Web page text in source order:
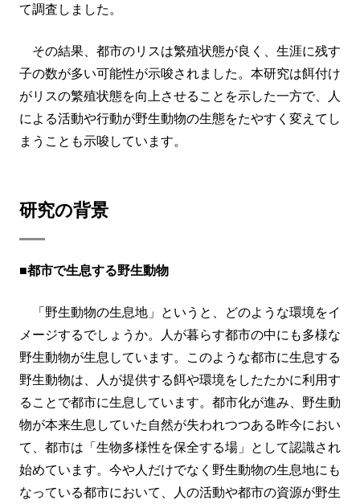
て調査しました。
その結果、都市のリスは繁殖状態が良く、生涯に残す
子の数が多い可能性が示唆されました。本研究は餌付け
がリスの繁殖状態を向上させることを示した一方で、人
による活動や行動が野生動物の生態をたやすく変えてし
まうことも示唆しています。
研究の背景
■都市で生息する野生動物
「野生動物の生息地」というと、どのような環境をイ
メージするでしょうか。人が暮らす都市の中にも多様な
野生動物が生息しています。このような都市に生息する
野生動物は、人が提供する餌や環境をしたたかに利用す
ることで都市に生息しています。都市化が進み、野生動
物が本来生息していた自然が失われつつある昨今におい
て、都市は「生物多様性を保全する場」として認識され
始めています。今や人だけでなく野生動物の生息地にも
なっている都市において、人の活動や都市の資源が野生